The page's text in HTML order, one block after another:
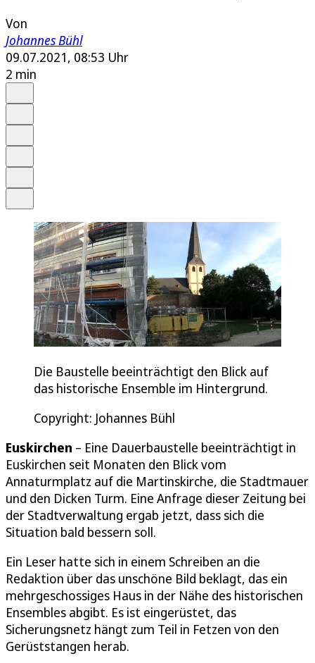
Von
Johannes Bühl
09.07.2021, 08:53 Uhr
2 min
Die Baustelle beeinträchtigt den Blick auf
das historische Ensemble im Hintergrund.
Copyright: Johannes Bühl
Euskirchen – Eine Dauerbaustelle beeinträchtigt in
Euskirchen seit Monaten den Blick vom
Annaturmplatz auf die Martinskirche, die Stadtmauer
und den Dicken Turm. Eine Anfrage dieser Zeitung bei
der Stadtverwaltung ergab jetzt, dass sich die
Situation bald bessern soll.
Ein Leser hatte sich in einem Schreiben an die
Redaktion über das unschöne Bild beklagt, das ein
mehrgeschossiges Haus in der Nähe des historischen
Ensembles abgibt. Es ist eingerüstet, das
Sicherungsnetz hängt zum Teil in Fetzen von den
Gerüststangen herab.